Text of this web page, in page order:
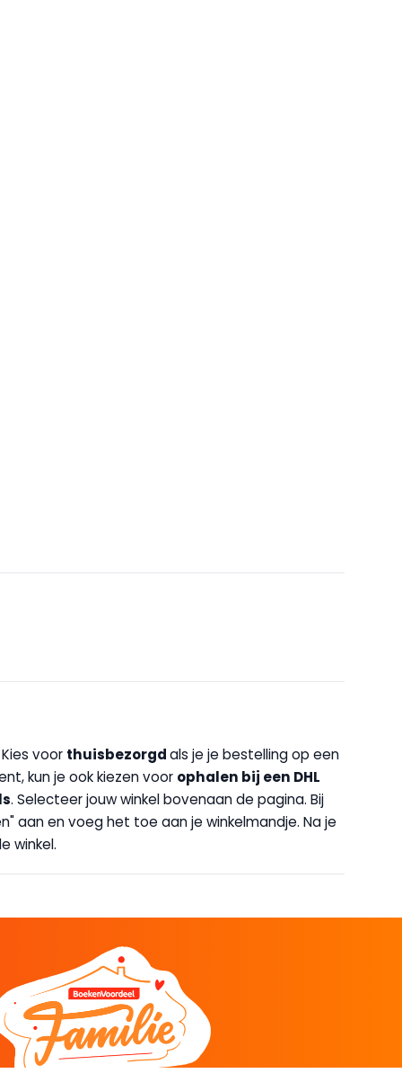
voor thuisbezorgdals je je bestelling op een
kun je ook kiezen voor ophalen bij een DHL
. Selecteer jouw winkel bovenaan de pagina. Bij
aan en voeg het toe aan je winkelmandje. Na je
winkel.